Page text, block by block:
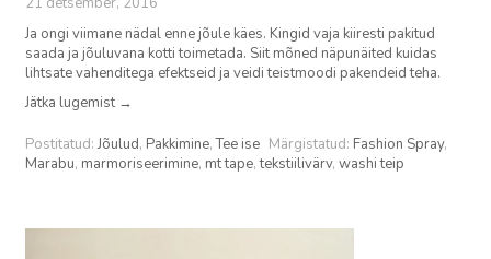
Ja ongi viimane nädal enne jõule käes. Kingid vaja kiiresti pakitud
saada ja jõuluvana kotti toimetada. Siit mõned näpunäited kuidas
lihtsate vahenditega efektseid ja veidi teistmoodi pakendeid teha.
Jätka lugemist →
Postitatud:Jõulud, Pakkimine,Tee ise Märgistatud: Fashion Spray,
Marabu, marmoriseerimine, mt tape,tekstiilivärv, washi teip